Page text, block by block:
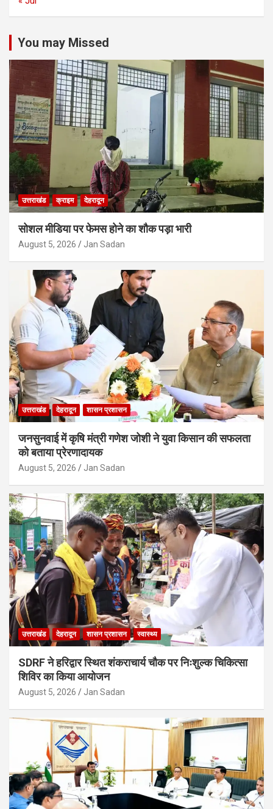
You may Missed
उत्तराखंड क्राइम देहरादून
सोशल मीडिया पर फेमस होने का शौक पड़ा भारी
August 5, 2026 Jan Sadan
उत्तराखंड देहरादून शासन प्रशासन
जनसुनवाई में कृषि मंत्री गणेश जोशी ने युवा किसान की सफलता
को बताया प्रेरणादायक
August 5, 2026 Jan Sadan
उत्तराखंड देहरादून शासन प्रशासन स्वास्थ्य
SDRF ने हरिद्वार स्थित शंकराचार्य चौक पर निःशुल्क चिकित्सा
शिविर का किया आयोजन
August 5, 2026 Jan Sadan